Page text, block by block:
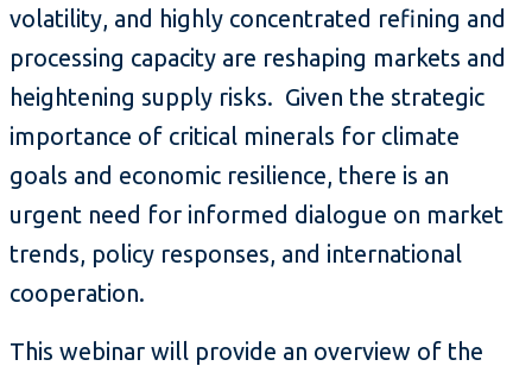
volatility, and highly concentrated refining and
processing capacity are reshaping markets and
heightening supply risks. Given the strategic
importance of critical minerals for climate
goals and economic resilience, there is an
urgent need for informed dialogue on market
trends, policy responses, and international
cooperation.
This webinar will provide an overview of the